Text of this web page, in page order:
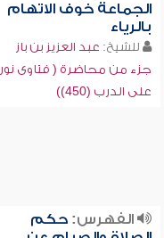
الجماعة خوف الاتهام
بالرياء
للشيخ: عبد العزيز بن باز
جزء من محاضرة ( فتاوى نور
على الدرب (450))
الفهرس:حكم